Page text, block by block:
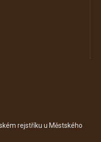
rejstříku u Městského